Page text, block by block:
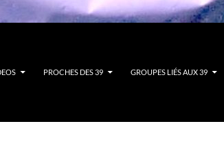
PROCHES DES 39 GROUPES LIÉS AUX 39